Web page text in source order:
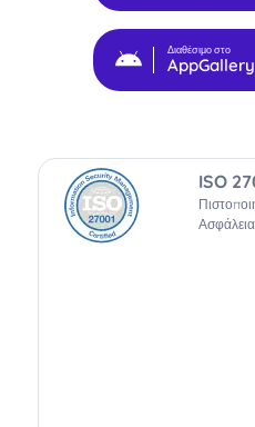
Διαθέσιμο στο
AppGallery
ISO